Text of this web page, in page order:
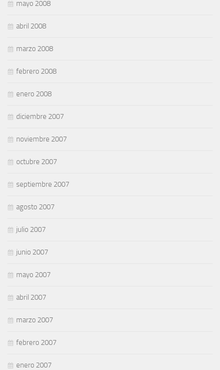
mayo 2008
abril 2008
marzo 2008
febrero 2008
enero 2008
diciembre 2007
noviembre 2007
octubre 2007
septiembre 2007
agosto 2007
julio 2007
junio 2007
mayo 2007
abril 2007
marzo 2007
febrero 2007
enero 2007